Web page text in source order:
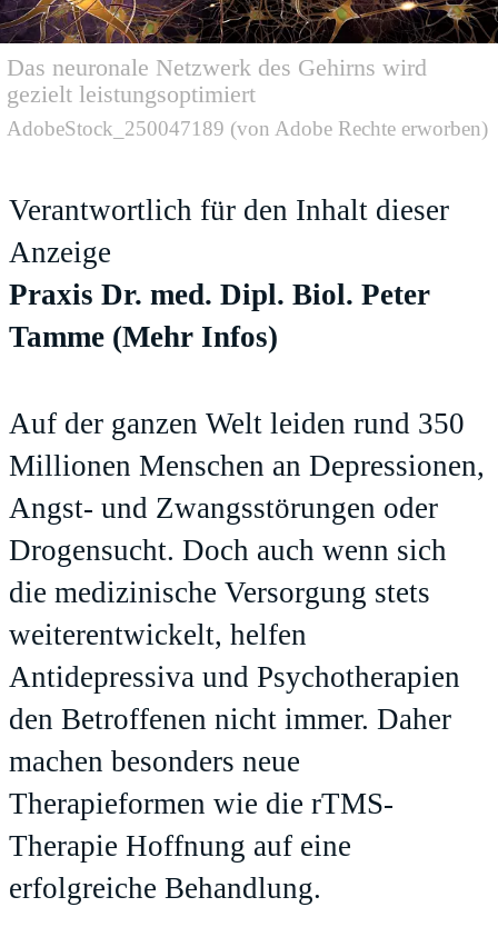
Das neuronale Netzwerk des Gehirns wird
gezielt leistungsoptimiert
AdobeStock_250047189 (von Adobe Rechte erworben)
Verantwortlich für den Inhalt dieser
Anzeige
Praxis Dr. med. Dipl. Biol. Peter
Tamme (Mehr Infos)
Auf der ganzen Welt leiden rund 350
Millionen Menschen an Depressionen,
Angst- und Zwangsstörungen oder
Drogensucht. Doch auch wenn sich
die medizinische Versorgung stets
weiterentwickelt, helfen
Antidepressiva und Psychotherapien
den Betroffenen nicht immer. Daher
machen besonders neue
Therapieformen wie die rTMS-
Therapie Hoffnung auf eine
erfolgreiche Behandlung.